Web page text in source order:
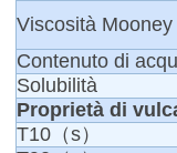
Viscosità Mooney
Contenuto di
Solubilità
Proprietà di
T10（s）